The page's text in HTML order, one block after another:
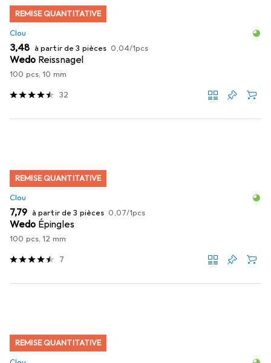
REMISE QUANTITATIVE
Clou
EUR
3,48 à partir de 3 pièces EUR
0,04/1pcs
Wedo Reissnagel
100 pcs, 10 mm
32
REMISE QUANTITATIVE
Clou
EUR
7,79 à partir de 3 pièces EUR
0,07/1pcs
Wedo Épingles
100 pcs, 12 mm
7
REMISE QUANTITATIVE